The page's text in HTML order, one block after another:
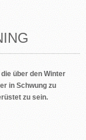
über den Winter
in Schwung zu
zu sein.